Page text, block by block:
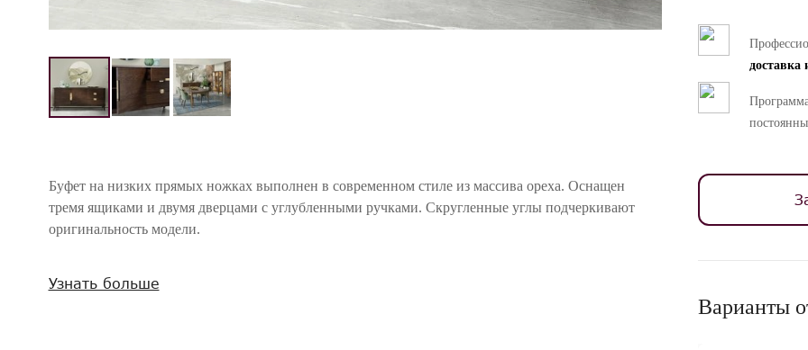
Буфет на низких прямых ножках выполнен в современном стиле из массива ореха. Оснащен
тремя ящиками и двумя дверцами с углубленными ручками. Скругленные углы подчеркивают
оригинальность модели.
Узнать больше
доставка
Варианты